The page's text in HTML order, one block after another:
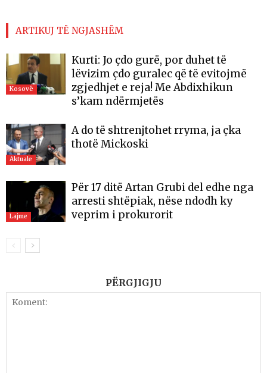
ARTIKUJ TË NGJASHËM
Kosovë
Kurti: Jo çdo gurë, por duhet të
lëvizim çdo guralec që të evitojmë
zgjedhjet e reja! Me Abdixhikun
s’kam ndërmjetës
Aktuale
A do të shtrenjtohet rryma, ja çka
thotë Mickoski
Lajme
Për 17 ditë Artan Grubi del edhe nga
arresti shtëpiak, nëse ndodh ky
veprim i prokurorit
PËRGJIGJU